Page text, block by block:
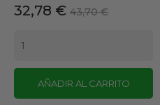
Precio
32,78 € Precio
43,70 €
AÑADIR AL CARRITO